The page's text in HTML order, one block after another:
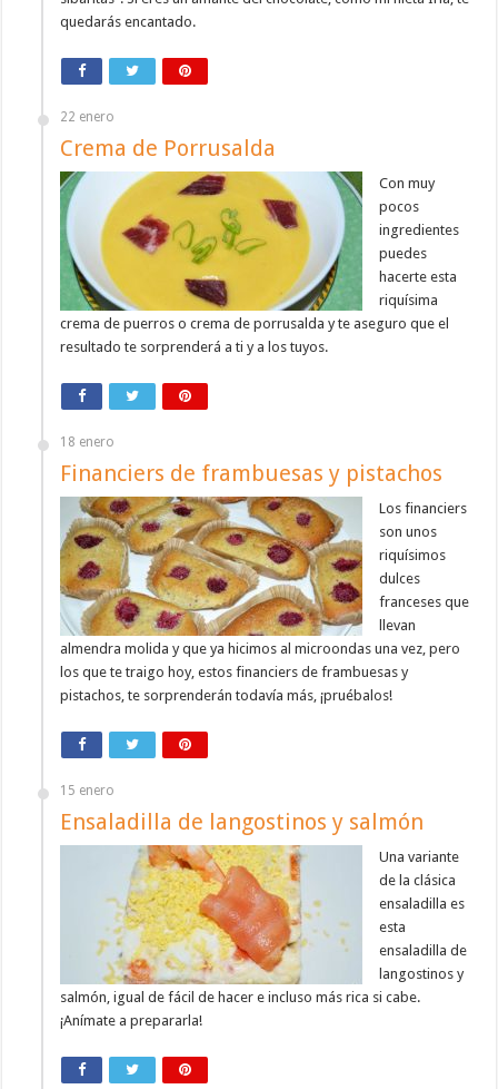
quedarás encantado.
22 enero
Crema de Porrusalda
Con muy
pocos
ingredientes
puedes
hacerte esta
riquísima
crema de puerros o crema de porrusalda y te aseguro que el
resultado te sorprenderá a ti y a los tuyos.
18 enero
Financiers de frambuesas y pistachos
Los financiers
son unos
riquísimos
dulces
franceses que
llevan
almendra molida y que ya hicimos al microondas una vez, pero
los que te traigo hoy, estos financiers de frambuesas y
pistachos, te sorprenderán todavía más, ¡pruébalos!
15 enero
Ensaladilla de langostinos y salmón
Una variante
de la clásica
ensaladilla es
esta
ensaladilla de
langostinos y
salmón, igual de fácil de hacer e incluso más rica si cabe.
¡Anímate a prepararla!